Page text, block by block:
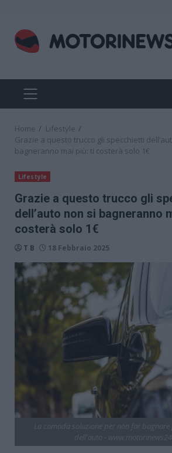
content
PRIMARY
MENU
Home
Lifestyle
Grazie a questo trucco gli specchietti
bagneranno mai più: ti costerà solo 1€
Lifestyle
Grazie a questo trucco gli
dell’auto non si bagneranno
costerà solo 1€
T B 18 Febbraio 2025